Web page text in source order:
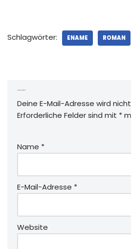
Schlagwörter: ENAME ROMAN
Deine E-Mail-Adresse wird
Erforderliche Felder sind mit *
Name *
E-Mail-Adresse *
Website